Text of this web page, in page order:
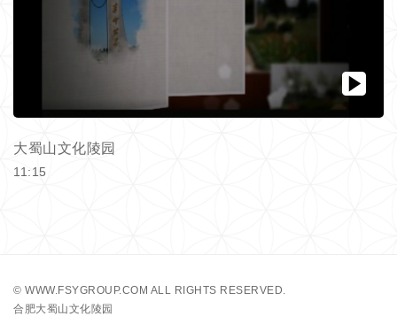
大蜀山文化陵园
11:15
© WWW.FSYGROUP.COM ALL RIGHTS RESERVED.
合肥大蜀山文化陵园